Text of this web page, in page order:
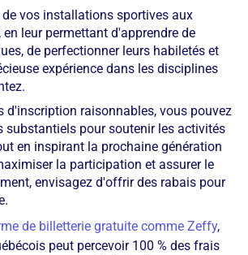
de vos installations sportives aux
en leur permettant d'apprendre de
de perfectionner leurs habiletés et
expérience dans les disciplines
d'inscription raisonnables, vous pouvez
substantiels pour soutenir les activités
en inspirant la prochaine génération
la participation et assurer le
envisagez d'offrir des rabais pour
de billetterie gratuite comme Zeffy,
peut percevoir 100 % des frais